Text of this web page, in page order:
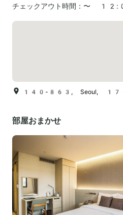
チェックアウト時間： 〜
140-863, Seoul, 179,
部屋おまかせ